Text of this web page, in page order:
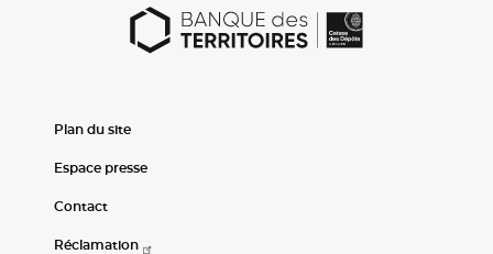
Plan du site
Espace presse
Contact
Réclamation